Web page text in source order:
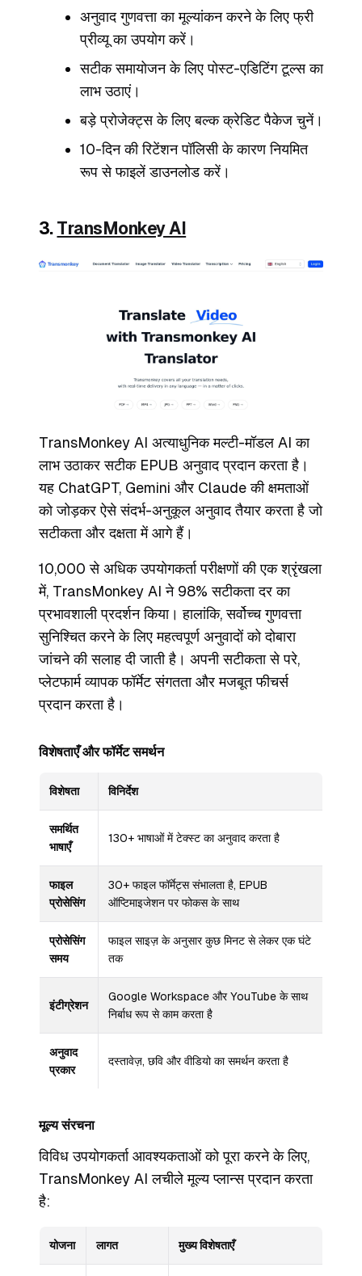
अनुवाद गुणवत्ता का मूल्यांकन करने के लिए फ्री
प्रीव्यू का उपयोग करें।
सटीक समायोजन के लिए पोस्ट-एडिटिंग टूल्स का
लाभ उठाएं।
बड़े प्रोजेक्ट्स के लिए बल्क क्रेडिट पैकेज चुनें।
10-दिन की रिटेंशन पॉलिसी के कारण नियमित
रूप से फाइलें डाउनलोड करें।
3. TransMonkey AI
TransMonkey AI अत्याधुनिक मल्टी-मॉडल AI का
लाभ उठाकर सटीक EPUB अनुवाद प्रदान करता है।
यह ChatGPT, Gemini और Claude की क्षमताओं
को जोड़कर ऐसे संदर्भ-अनुकूल अनुवाद तैयार करता है जो
सटीकता और दक्षता में आगे हैं।
10,000 से अधिक उपयोगकर्ता परीक्षणों की एक श्रृंखला
में, TransMonkey AI ने 98% सटीकता दर का
प्रभावशाली प्रदर्शन किया। हालांकि, सर्वोच्च गुणवत्ता
सुनिश्चित करने के लिए महत्वपूर्ण अनुवादों को दोबारा
जांचने की सलाह दी जाती है। अपनी सटीकता से परे,
प्लेटफार्म व्यापक फॉर्मेट संगतता और मजबूत फीचर्स
प्रदान करता है।
विशेषताएँ और फॉर्मेट समर्थन
विशेषता विनिर्देश
समर्थित
भाषाएँ
130+ भाषाओं में टेक्स्ट का अनुवाद करता है
फाइल
प्रोसेसिंग
30+ फाइल फॉर्मेट्स संभालता है, EPUB
ऑप्टिमाइजेशन पर फोकस के साथ
प्रोसेसिंग
समय
फाइल साइज़ के अनुसार कुछ मिनट से लेकर एक घंटे
तक
इंटीग्रेशन
Google Workspace और YouTube के साथ
निर्बाध रूप से काम करता है
अनुवाद
प्रकार
दस्तावेज़, छवि और वीडियो का समर्थन करता है
मूल्य संरचना
विविध उपयोगकर्ता आवश्यकताओं को पूरा करने के लिए,
TransMonkey AI लचीले मूल्य प्लान्स प्रदान करता
है:
योजना लागत मुख्य विशेषताएँ